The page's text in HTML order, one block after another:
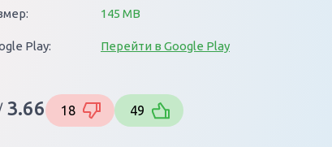
145 MB
Play: Перейти в Google Play
3.66 18 49